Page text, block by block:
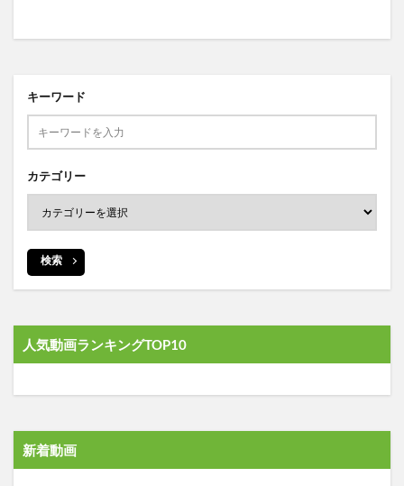
キーワード
カテゴリー
検索
人気動画ランキングTOP10
新着動画